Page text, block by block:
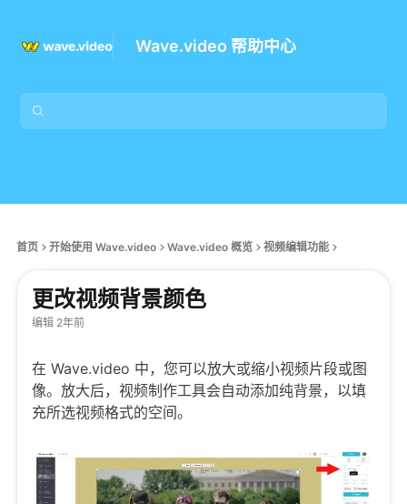
Wave.video 帮助中心
首页 开始使用 Wave.video Wave.video 概览 视频编辑功能
更改视频背景颜色
编辑 2年前
在 Wave.video 中，您可以放大或缩小视频片段或图
像。放大后，视频制作工具会自动添加纯背景，以填
充所选视频格式的空间。